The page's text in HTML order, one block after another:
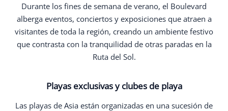
Durante los fines de semana de verano, el Boulevard
alberga eventos, conciertos y exposiciones que atraen a
visitantes de toda la región, creando un ambiente festivo
que contrasta con la tranquilidad de otras paradas en la
Ruta del Sol.
Playas exclusivas y clubes de playa
Las playas de Asia están organizadas en una sucesión de